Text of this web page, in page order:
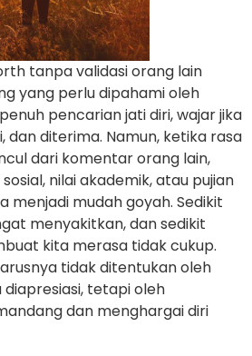
tanpa validasi orang lain
yang perlu dipahami oleh
pencarian jati diri, wajar jika
dan diterima. Namun, ketika rasa
dari komentar orang lain,
nilai akademik, atau pujian
menjadi mudah goyah. Sedikit
menyakitkan, dan sedikit
kita merasa tidak cukup.
tidak ditentukan oleh
tetapi oleh
dan menghargai diri